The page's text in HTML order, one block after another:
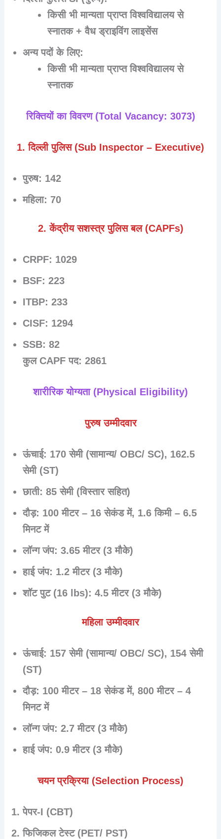
किसी भी मान्यता प्राप्त विश्वविद्यालय से
स्नातक + वैध ड्राइविंग लाइसेंस
अन्य पदों के लिए:
किसी भी मान्यता प्राप्त विश्वविद्यालय से
स्नातक
रिक्तियों का विवरण (Total Vacancy: 3073)
1. दिल्ली पुलिस (Sub Inspector – Executive)
पुरुष: 142
महिला: 70
2. केंद्रीय सशस्त्र पुलिस बल (CAPFs)
CRPF: 1029
BSF: 223
ITBP: 233
CISF: 1294
SSB: 82
कुल CAPF पद: 2861
शारीरिक योग्यता (Physical Eligibility)
पुरुष उम्मीदवार
ऊंचाई: 170 सेमी (सामान्य/ OBC/ SC), 162.5
सेमी (ST)
छाती: 85 सेमी (विस्तार सहित)
दौड़: 100 मीटर – 16 सेकंड में, 1.6 किमी – 6.5
मिनट में
लॉन्ग जंप: 3.65 मीटर (3 मौके)
हाई जंप: 1.2 मीटर (3 मौके)
शॉट पुट (16 lbs): 4.5 मीटर (3 मौके)
महिला उम्मीदवार
ऊंचाई: 157 सेमी (सामान्य/ OBC/ SC), 154 सेमी
(ST)
दौड़: 100 मीटर – 18 सेकंड में, 800 मीटर – 4
मिनट में
लॉन्ग जंप: 2.7 मीटर (3 मौके)
हाई जंप: 0.9 मीटर (3 मौके)
चयन प्रक्रिया (Selection Process)
पेपर-I (CBT)
फिजिकल टेस्ट (PET/ PST)